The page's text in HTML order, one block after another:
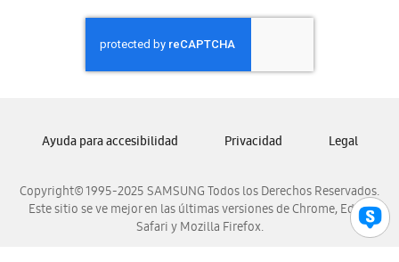
Samsung Honduras
Samsung Nicaragua
Samsung Panamá
Samsung Venezuela
Copyright© 1995-2025 SAMSUNG Todos los Derechos Reservados.
Este sitio se ve mejor en las últimas versiones de Chrome, Edge,
Safari y Mozilla Firefox.
Ayuda para accesibilidad Privacidad Legal